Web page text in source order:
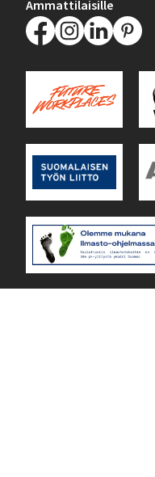
Ammattilaisille